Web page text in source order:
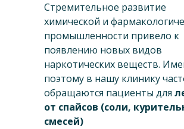
Стремительное развитие
химической и
промышленности привело к
появлению новых видов
наркотических веществ.
поэтому в нашу клинику
обращаются пациенты для
от спайсов (соли,
смесей)